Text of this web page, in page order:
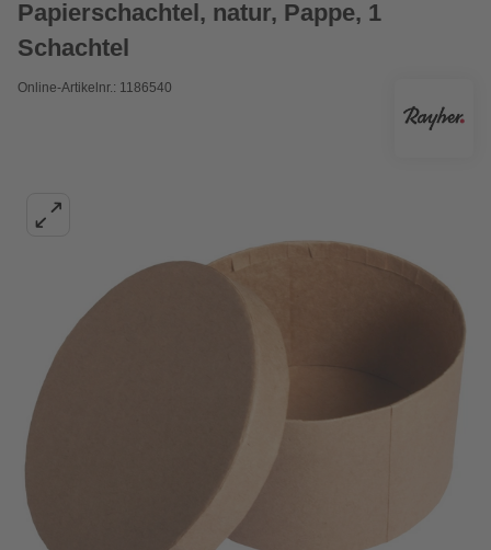
Papierschachtel, natur, Pappe, 1
Schachtel
Online-Artikelnr.: 1186540